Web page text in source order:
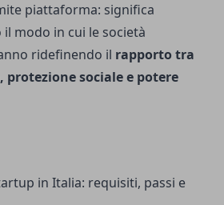
piattaforma: significa
modo in cui le società
ridefinendo il rapporto tra
protezione sociale e potere
in Italia: requisiti, passi e